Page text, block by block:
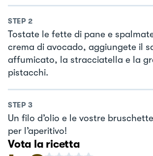
STEP 2
Tostate le fette di pane e
crema di avocado, aggiungete il
affumicato, la stracciatella e la
pistacchi.
STEP 3
Un filo d’olio e le vostre
per l’aperitivo!
Vota la ricetta